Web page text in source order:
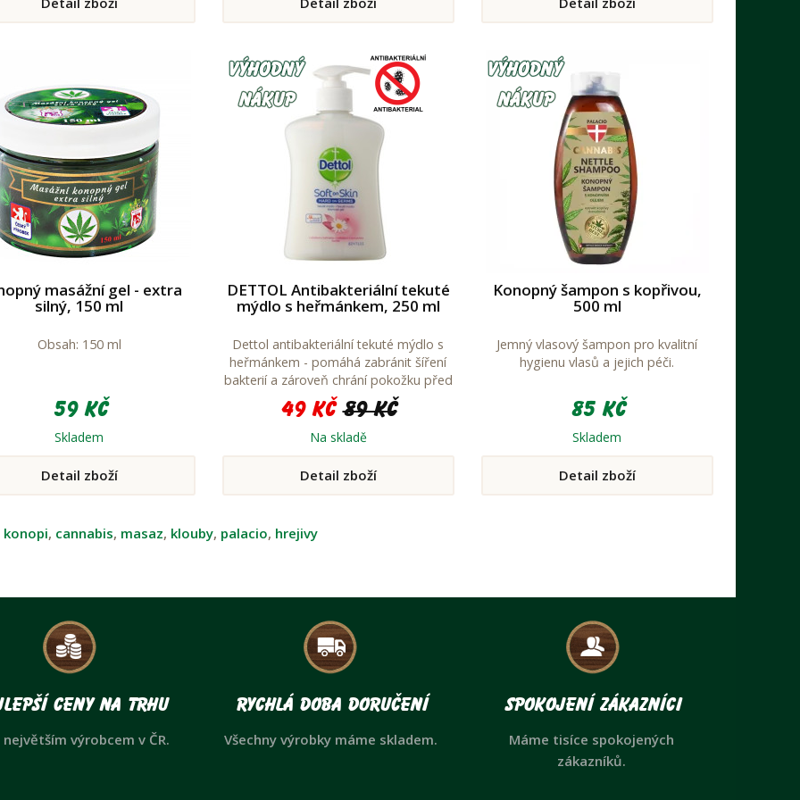
masážní gel - extra
silný, 150 ml
Obsah: 150 ml
59 Kč
Skladem
Detail zboží
DETTOL Antibakteriální tekuté
mýdlo s heřmánkem, 250 ml
Dettol antibakteriální tekuté mýdlo s
heřmánkem - pomáhá zabránit šíření
bakterií a zároveň chrání pokožku před
vysušením při každém praní. Dettol
tekuté mýdlo zabíjí 99,9% bakterií,
odstraňuje viry a pomáhá chránit
přirozenou vlhkost vašich rukou.
49 Kč 89 Kč
Na skladě
Detail zboží
Konopný šampon s kopřivou,
500 ml
Jemný vlasový šampon pro kvalitní
hygienu vlasů a jejich péči.
85 Kč
Skladem
Detail zboží
konopi, cannabis, masaz, klouby, palacio, hrejivy
ceny na trhu
největším výrobcem v ČR.
Rychlá doba doručení
Všechny výrobky máme skladem.
Spokojení zákazníci
Máme tisíce spokojených
zákazníků.